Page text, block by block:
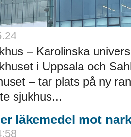
– Karolinska
i Uppsala och
– tar plats på ny
sjukhus...
läkemedel mot